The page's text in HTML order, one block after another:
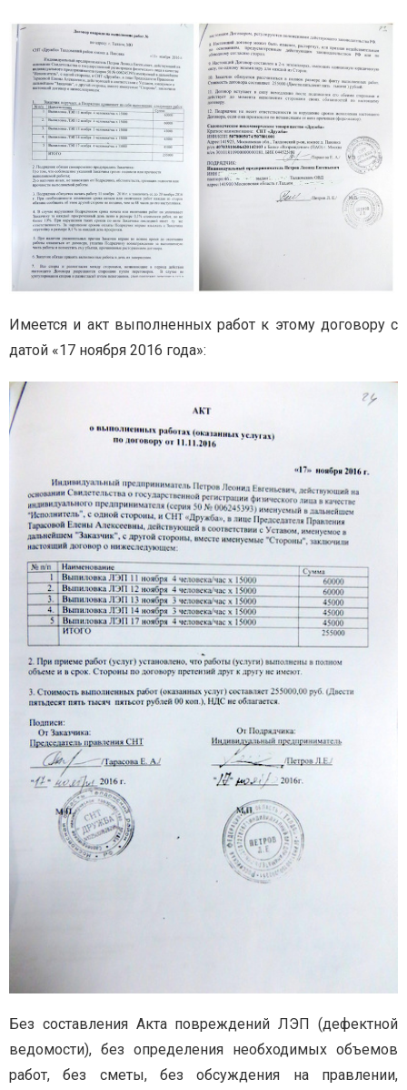
Имеется и акт выполненных работ к этому договору с
датой «17 ноября 2016 года»:
Без составления Акта повреждений ЛЭП (дефектной
ведомости), без определения необходимых объемов
работ, без сметы, без обсуждения на правлении,